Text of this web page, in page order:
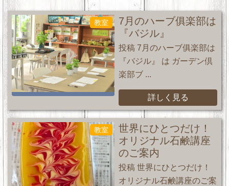
教室
7月のハーブ俱楽部は
『バジル』
投稿 7月のハーブ俱楽部は
『バジル』 は ガーデン倶
楽部ブ ...
詳しく見る
教室
世界にひとつだけ！
オリジナル石鹸講座
のご案内
投稿 世界にひとつだけ！
オリジナル石鹸講座のご案